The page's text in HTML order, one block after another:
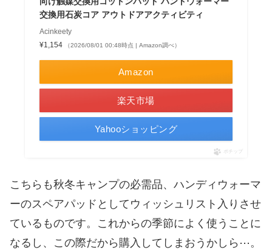
交換用石​​炭コア アウトドアアクティビティ
Acinkeety
¥1,154
（2026/08/01 00:48時点 | Amazon調べ）
Amazon
楽天市場
Yahooショッピング
ポチップ
こちらも秋冬キャンプの必需品、ハンディウォーマ
ーのスペアパッドとしてウィッシュリスト入りさせ
ているものです。これからの季節によく使うことに
なるし、この際だから購入してしまおうかしら⋯。